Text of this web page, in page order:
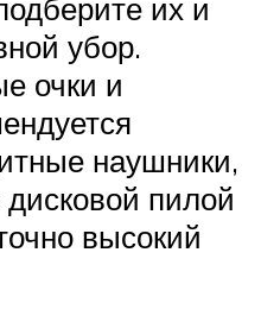
их и
убор.
очки и
наушники,
дисковой пилой
высокий